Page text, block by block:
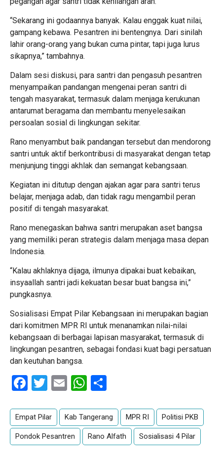
“Sekarang ini godaannya banyak. Kalau enggak kuat nilai,
gampang kebawa. Pesantren ini bentengnya. Dari sinilah
lahir orang-orang yang bukan cuma pintar, tapi juga lurus
sikapnya,” tambahnya.
Dalam sesi diskusi, para santri dan pengasuh pesantren
menyampaikan pandangan mengenai peran santri di
tengah masyarakat, termasuk dalam menjaga kerukunan
antarumat beragama dan membantu menyelesaikan
persoalan sosial di lingkungan sekitar.
Rano menyambut baik pandangan tersebut dan mendorong
santri untuk aktif berkontribusi di masyarakat dengan tetap
menjunjung tinggi akhlak dan semangat kebangsaan.
Kegiatan ini ditutup dengan ajakan agar para santri terus
belajar, menjaga adab, dan tidak ragu mengambil peran
positif di tengah masyarakat.
Rano menegaskan bahwa santri merupakan aset bangsa
yang memiliki peran strategis dalam menjaga masa depan
Indonesia.
“Kalau akhlaknya dijaga, ilmunya dipakai buat kebaikan,
insyaallah santri jadi kekuatan besar buat bangsa ini,”
pungkasnya.
Sosialisasi Empat Pilar Kebangsaan ini merupakan bagian
dari komitmen MPR RI untuk menanamkan nilai-nilai
kebangsaan di berbagai lapisan masyarakat, termasuk di
lingkungan pesantren, sebagai fondasi kuat bagi persatuan
dan keutuhan bangsa.
Facebook
Twitter
EmailWhatsApp
Empat Pilar Kab Tangerang MPR RI Politisi PKB
Pondok Pesantren Rano Alfath Sosialisasi 4 Pilar